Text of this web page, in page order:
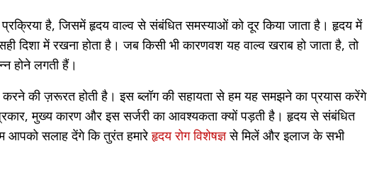
प्रक्रिया है, जिसमें हृदय वाल्व से संबंधित समस्याओं को दूर किया जाता है। हृदय में
दिशा में रखना होता है। जब किसी भी कारणवश यह वाल्व खराब हो जाता है, तो
होने लगती हैं।
करने की ज़रूरत होती है। इस ब्लॉग की सहायता से हम यह समझने का प्रयास करेंगे
मुख्य कारण और इस सर्जरी का आवश्यकता क्यों पड़ती है। हृदय से संबंधित
आपको सलाह देंगे कि तुरंत हमारेहृदय रोग विशेषज्ञसे मिलें और इलाज के सभी